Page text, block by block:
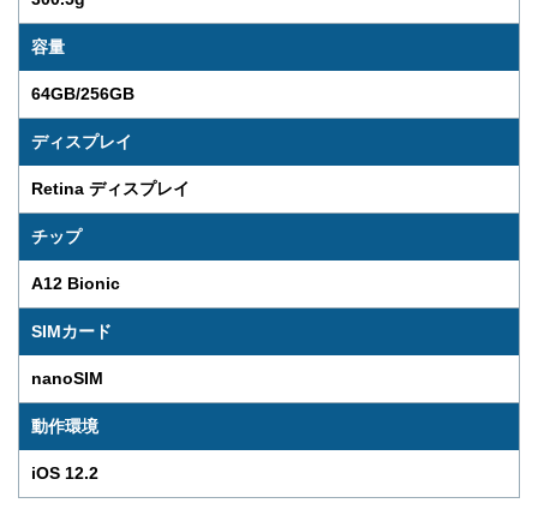
容量
64GB/256GB
ディスプレイ
Retina ディスプレイ
チップ
A12 Bionic
SIMカード
nanoSIM
動作環境
iOS 12.2